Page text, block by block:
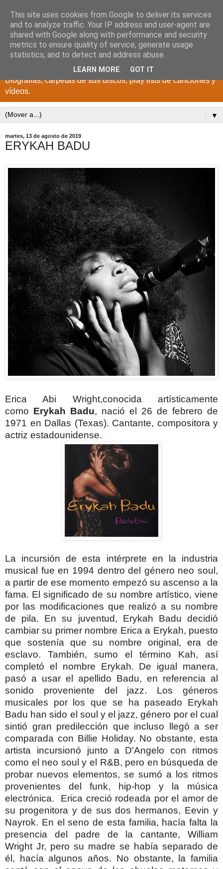
DISCOS PARA EL
RECUERDO
CANTANTES Y GRUPOS DE LOS AÑOS 1950 a 2022.
Biografías, carpetas de sus discos, play lists de canciones y
vídeos.
▼
martes, 13 de agosto de 2019
ERYKAH BADU
Erica Abi Wright,conocida artísticamente
como Erykah Badu, nació el 26 de febrero de
1971 en Dallas (Texas). Cantante, compositora y
actriz estadounidense.
La incursión de esta intérprete en la industria
musical fue en 1994 dentro del género neo soul,
a partir de ese momento empezó su ascenso a la
fama. El significado de su nombre artístico, viene
por las modificaciones que realizó a su nombre
de pila. En su juventud, Erykah Badu decidió
cambiar su primer nombre Erica a Erykah, puesto
que sostenía que su nombre original, era de
esclavo. También, sumo el término Kah, así
completó el nombre Erykah. De igual manera,
pasó a usar el apellido Badu, en referencia al
sonido proveniente del jazz. Los géneros
musicales por los que se ha paseado Erykah
Badu han sido el soul y el jazz, género por el cual
sintió gran predilección que incluso llegó a ser
comparada con Billie Holiday. No obstante, esta
artista incursionó junto a D'Angelo con ritmos
como el neo soul y el R&B, pero en búsqueda de
probar nuevos elementos, se sumó a los ritmos
provenientes del funk, hip-hop y la música
electrónica.
Erica creció rodeada por el amor de
su progenitora y de sus dos hermanos, Eevin y
Nayrok. En el seno de esta familia, hacía falta la
presencia del padre de la cantante, William
Wright Jr, pero su madre se había separado de
él, hacía algunos años. No obstante, la familia
This site uses cookies from Google to deliver its services
and to analyze traffic. Your IP address and user-agent are
shared with Google along with performance and security
metrics to ensure quality of service, generate usage
statistics, and to detect and address abuse.
LEARN MORE GOT IT